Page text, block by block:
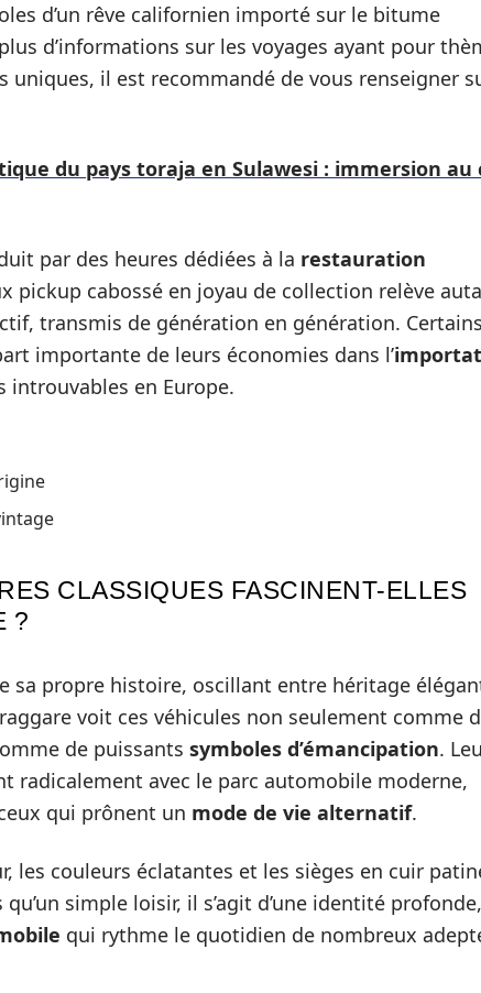
d’un rêve californien importé sur le bitume
d’informations sur les voyages ayant pour
uniques, il est recommandé de vous renseigner
du pays toraja en Sulawesi : immersion
par des heures dédiées à la restauration
pickup cabossé en joyau de collection relève
transmis de génération en génération. Certains
importante de leurs économies dans l’
introuvables en Europe.
CLASSIQUES FASCINENT-ELLES
?
sa propre histoire, oscillant entre héritage
voit ces véhicules non seulement comme
de puissants symboles d’émancipation.
radicalement avec le parc automobile moderne,
qui prônent un mode de vie alternatif.
les couleurs éclatantes et les sièges en cuir
simple loisir, il s’agit d’une identité profonde,
qui rythme le quotidien de nombreux